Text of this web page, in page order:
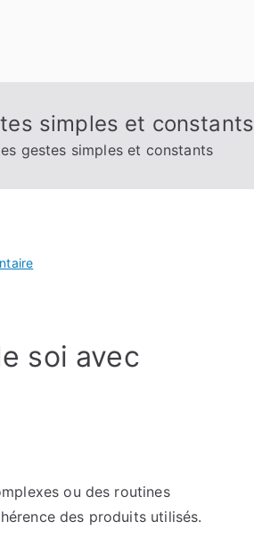
simples et constants
gestes simples et constants
sur
commence
soi avec
ou des routines
des produits utilisés.